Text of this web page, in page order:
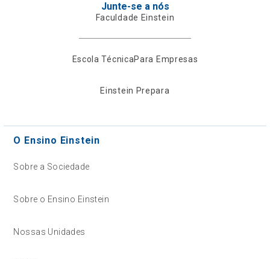
Junte-se a nós
Faculdade Einstein
Escola TécnicaPara Empresas
Einstein Prepara
O Ensino Einstein
Sobre a Sociedade
Sobre o Ensino Einstein
Nossas Unidades